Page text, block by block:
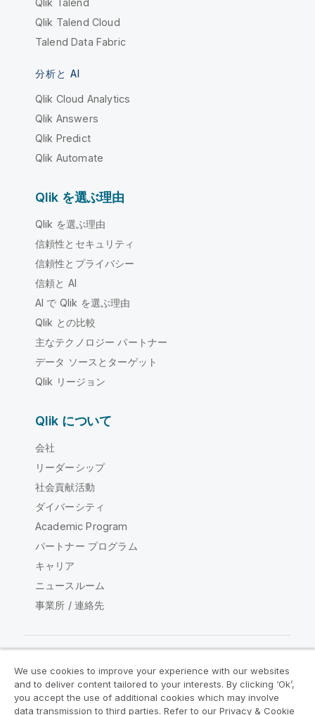
Qlik Talend
Qlik Talend Cloud
Talend Data Fabric
分析と AI
Qlik Cloud Analytics
Qlik Answers
Qlik Predict
Qlik Automate
Qlik を選ぶ理由
Qlik を選ぶ理由
信頼性とセキュリティ
信頼性とプライバシー
信頼と AI
AI で Qlik を選ぶ理由
Qlik との比較
主なテクノロジー パートナー
データ ソースとターゲット
Qlik リージョン
Qlik について
会社
リーダーシップ
社会貢献活動
ダイバーシティ
Academic Program
パートナー プログラム
キャリア
ニュースルーム
事業所 / 連絡先
Qlik コミュニティ
We use cookies to improve your experience with our websites
and to deliver content tailored to your interests. By clicking ‘Ok’,
you accept the use of additional cookies which may involve
data transmission to third parties. Refer to our Privacy & Cookie